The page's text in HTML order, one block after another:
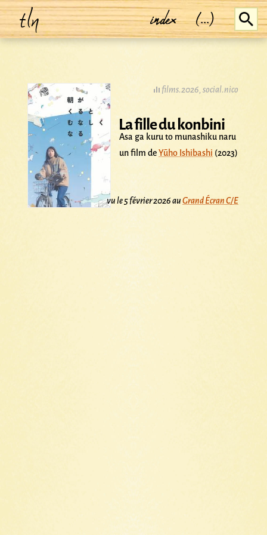
tln index (...)
films.2026, social.nico
La fille du konbini
Asa ga kuru to munashiku naru
un film deYūho Ishibashi (2023)
vu le 5 février 2026 auGrand Écran C/E